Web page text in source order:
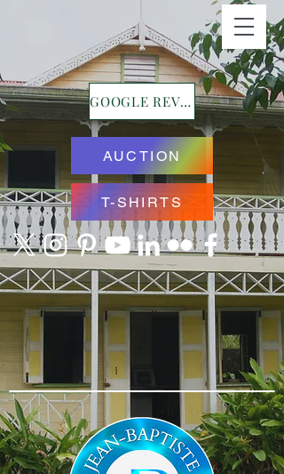
GOOGLE REVIEWS
AUCTION
T-SHIRTS